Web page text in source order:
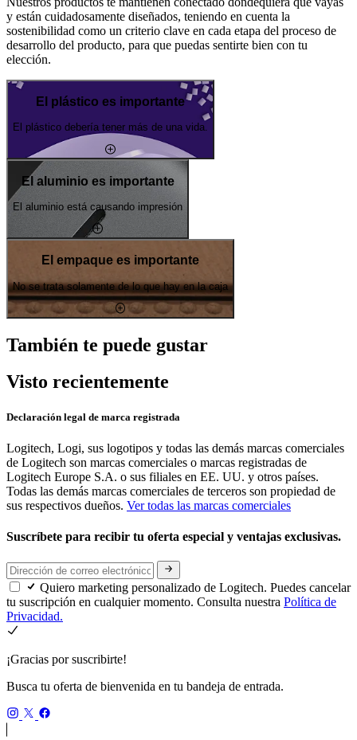
y están cuidadosamente diseñados, teniendo en cuenta la
sostenibilidad como un criterio clave en cada etapa del proceso de
desarrollo del producto, para que puedas sentirte bien con tu
elección.
El plástico es importante
El plástico debería tener más de una vida.
El aluminio es importante
El aluminio está causando impresión
El empaque es importante
No se trata solamente de lo que hay en la caja
También te puede gustar
Visto recientemente
Declaración legal de marca registrada
Logitech, Logi, sus logotipos y todas las demás marcas comerciales
de Logitech son marcas comerciales o marcas registradas de
Logitech Europe S.A. o sus filiales en EE. UU. y otros países.
Todas las demás marcas comerciales de terceros son propiedad de
sus respectivos dueños. Ver todas las marcas comerciales
Suscríbete para recibir tu oferta especial y ventajas exclusivas.
Quiero marketing personalizado de Logitech. Puedes cancelar
tu suscripción en cualquier momento. Consulta nuestra Política de
Privacidad.
¡Gracias por suscribirte!
Busca tu oferta de bienvenida en tu bandeja de entrada.